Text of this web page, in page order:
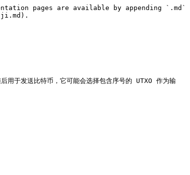
pages are available by appending `.md`
ji.md).
用于发送比特币，它可能会选择包含序号的 UTXO 作为输